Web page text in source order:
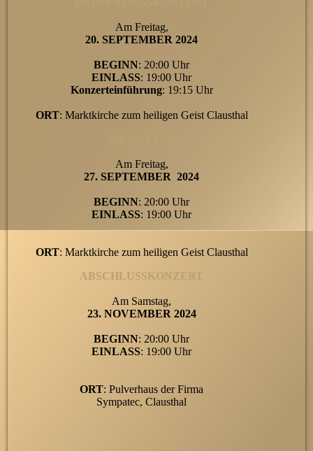
Am Freitag,
20. SEPTEMBER 2024
BEGINN: 20:00 Uhr
EINLASS: 19:00 Uhr
Konzerteinführung: 19:15 Uhr
ORT: Marktkirche zum heiligen Geist Clausthal
Am Freitag,
27. SEPTEMBER 2024
BEGINN: 20:00 Uhr
EINLASS: 19:00 Uhr
ORT: Marktkirche zum heiligen Geist Clausthal
ABSCHLUSSKONZERT
Am Samstag,
23. NOVEMBER 2024
BEGINN: 20:00 Uhr
EINLASS: 19:00 Uhr
ORT: Pulverhaus der Firma
Sympatec, Clausthal